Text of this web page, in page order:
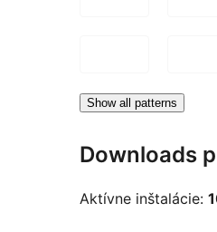
Show all patterns
Downloads
Aktívne inštalácie: